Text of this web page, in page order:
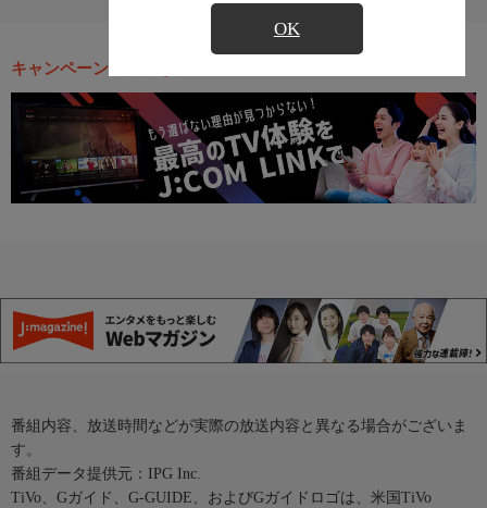
OK
キャンペーン・お得な情報
番組内容、放送時間などが実際の放送内容と異なる場合がございま
す。
番組データ提供元：IPG Inc.
TiVo、Gガイド、G-GUIDE、およびGガイドロゴは、米国TiVo